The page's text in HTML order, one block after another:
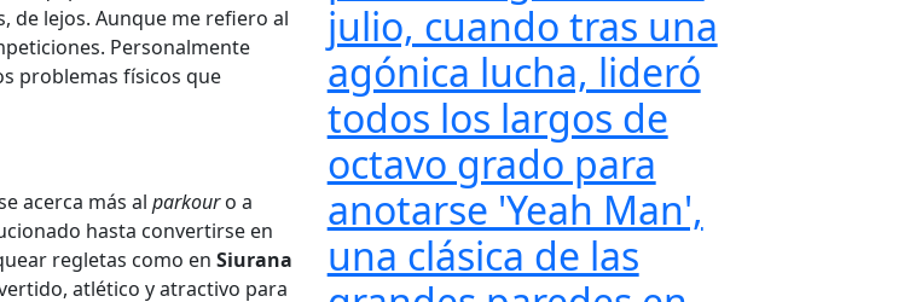
de lejos. Aunque me refiero al
Personalmente
problemas físicos que
acerca más al parkouro a
hasta convertirse en
regletas como en Siurana
atlético y atractivo para
julio, cuando tras una
agónica lucha, lideró
todos los largos de
octavo grado para
anotarse 'Yeah Man',
una clásica de las